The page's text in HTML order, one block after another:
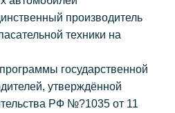
производитель
техники на
государственной
утверждённой
РФ №?1035 от 11